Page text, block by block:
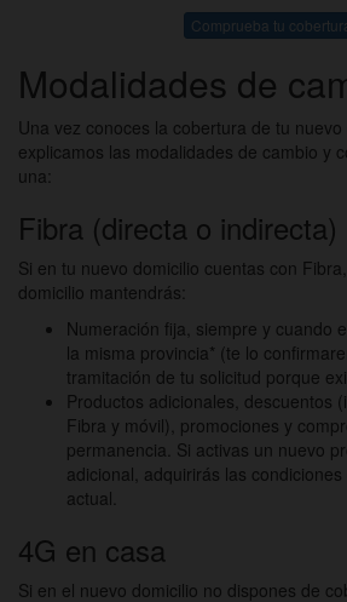
Comprueba tu cobertura
Modalidades de
Una vez conoces la cobertura de tu
explicamos las modalidades de cambio y
una:
Fibra (directa o indirecta)
Si en tu nuevo domicilio cuentas con
domicilio mantendrás:
Numeración fija, siempre y cuando
la misma provincia* (te lo
tramitación de tu solicitud porque
Productos adicionales, descuentos
Fibra y móvil), promociones y
permanencia. Si activas un nuevo
adicional, adquirirás las
actual.
4G en casa
Si en el nuevo domicilio no dispones de